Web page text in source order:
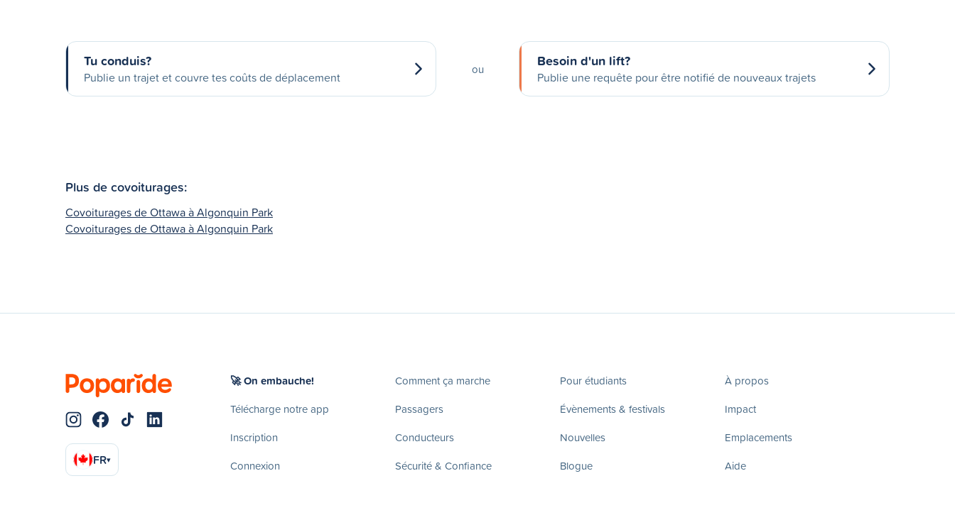
Tu conduis?
Publie un trajet et couvre tes coûts de déplacement
ou Besoin d'un lift?
Publie une requête pour être notifié de nouveaux trajets
Plus de covoiturages:
Covoiturages de Ottawa à Algonquin Park
Covoiturages de Ottawa à Algonquin Park
FR▾
🚀 On embauche!
Télécharge notre app
Inscription
Connexion
Comment ça marche
Passagers
Conducteurs
Sécurité & Confiance
Pour étudiants
Évènements & festivals
Nouvelles
Blogue
À propos
Impact
Emplacements
Aide